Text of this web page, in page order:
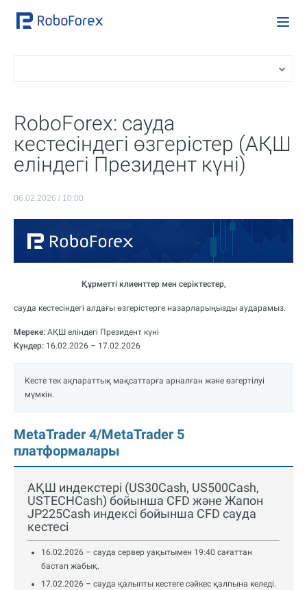
RoboForex: сауда
кестесіндегі өзгерістер (АҚШ
еліндегі Президент күні)
06.02.2026 / 10:00
Құрметті клиенттер мен серіктестер,
сауда кестесіндегі алдағы өзгерістерге назарларыңызды аударамыз.
Мереке: АҚШ еліндегі Президент күні
Күндер: 16.02.2026 – 17.02.2026
Кесте тек ақпараттық мақсаттарға арналған және өзгертілуі
мүмкін.
MetaTrader 4/MetaTrader 5
платформалары
АҚШ индекстері (US30Cash, US500Cash,
USTECHCash) бойынша CFD және Жапон
JP225Cash индексі бойынша CFD сауда
кестесі
16.02.2026 – сауда сервер уақытымен 19:40 сағаттан
бастап жабық.
17.02.2026 – сауда қалыпты кестеге сәйкес қалпына келеді.